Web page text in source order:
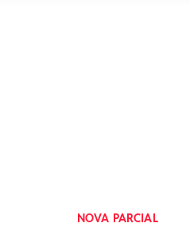
NOVA PARCIAL